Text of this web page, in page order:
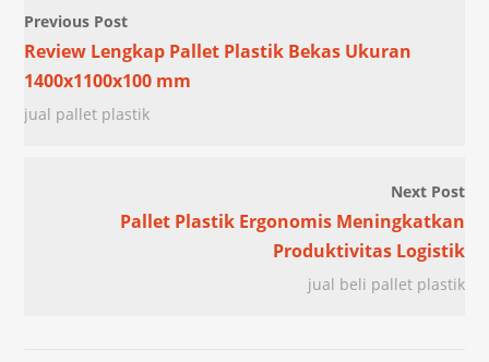
Previous Post
Review Lengkap Pallet Plastik Bekas Ukuran
1400x1100x100 mm
jual pallet plastik
Next Post
Pallet Plastik Ergonomis Meningkatkan
Produktivitas Logistik
jual beli pallet plastik